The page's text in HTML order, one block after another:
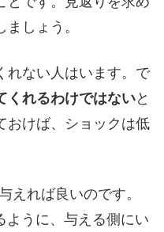
しょう。
れない人はいます。で
くれるわけではないと
おけば、ショックは低
えれば良いのです。
ように、与える側にい